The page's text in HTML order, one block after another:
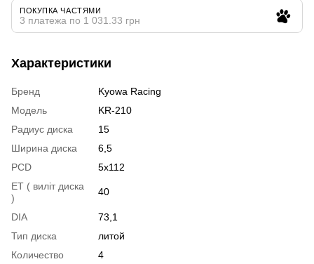
ПОКУПКА ЧАСТЯМИ
3 платежа по 1 031.33 грн
Характеристики
Бренд
Kyowa Racing
Модель
KR-210
Радиус диска
15
Ширина диска
6,5
PCD
5x112
ET ( виліт диска
)
40
DIA
73,1
Тип диска
литой
Количество
4